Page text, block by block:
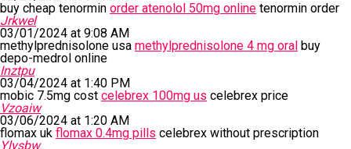
buy cheap tenormin order atenolol 50mg online tenormin order
Jrkwel
03/01/2024 at 9:08 AM
methylprednisolone usa methylprednisolone 4 mg oral buy
depo-medrol online
Inztpu
03/04/2024 at 1:40 PM
mobic 7.5mg cost celebrex 100mg us celebrex price
Vzoaiw
03/06/2024 at 1:20 AM
flomax uk flomax 0.4mg pills celebrex without prescription
Ylysbw